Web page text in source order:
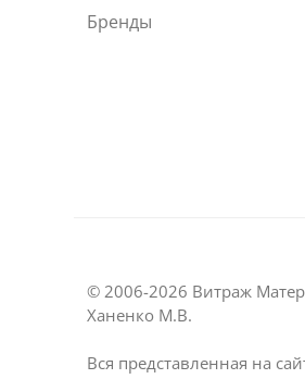
Бренды
© 2006-2026 Витраж
Ханенко М.В.
Вся представленная на